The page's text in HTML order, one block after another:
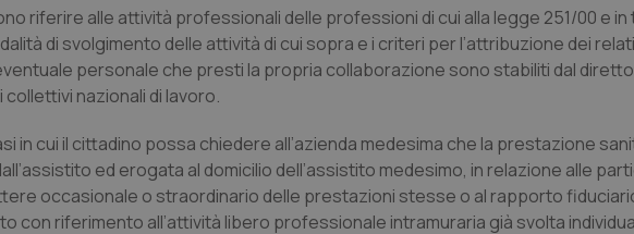
riferire alle attività professionali delle professioni di cui alla legge 251/00 e in
di svolgimento delle attività di cui sopra e i criteri per l’attribuzione dei
personale che presti la propria collaborazione sono stabiliti dal
nazionali di lavoro.
in cui il cittadino possa chiedere all’azienda medesima che la prestazione
ed erogata al domicilio dell’assistito medesimo, in relazione alle
occasionale o straordinario delle prestazioni stesse o al rapporto
con riferimento all’attività libero professionale intramuraria già svolta
2 giorni
_ga
Google LLC
1 anno 1
Questo nome di cookie è
Universal Analytics, che è un
significativo del servizio di
sito e utilizzato per calcolare i
sessioni e campagne per i
PHPSESSID
PHP.net
www.quotidianosanita.it
Sessione
Cookie generato da applicazioni
linguaggio PHP. Si tratta di un
generico utilizzato per